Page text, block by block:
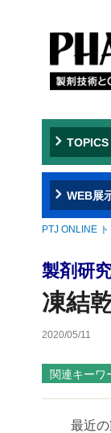
WEB展
PTJ ONLINE
製剤研
凍結
2020/05/11
関連キーワ
最近の